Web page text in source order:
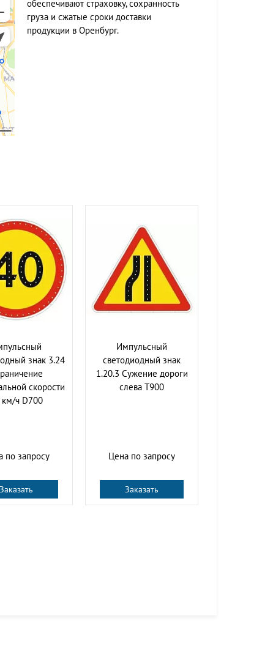
обеспечивают страховку, сохранность
груза и сжатые сроки доставки
продукции в Оренбург.
знак 3.24
скорости
ч D700
по запросу
Заказать
Импульсный
светодиодный знак
1.20.3 Сужение дороги
слева Т900
Цена по запросу
Заказать